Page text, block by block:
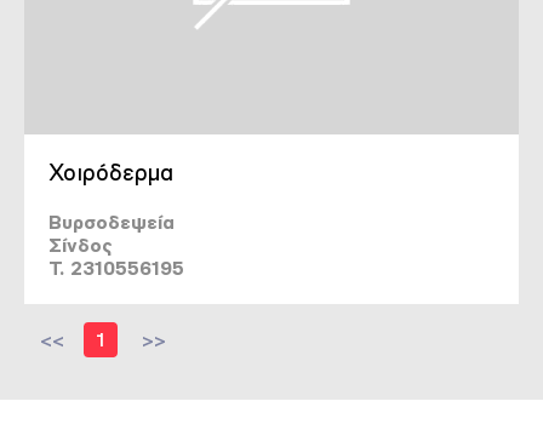
Χοιρόδερμα
Βυρσοδεψεία
Σίνδος
T. 2310556195
<< 1 >>